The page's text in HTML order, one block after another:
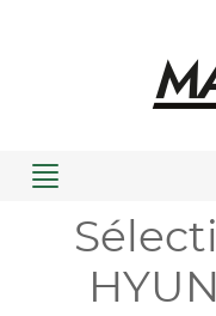
Menu